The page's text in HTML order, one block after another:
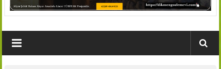
HABER
Köyleri